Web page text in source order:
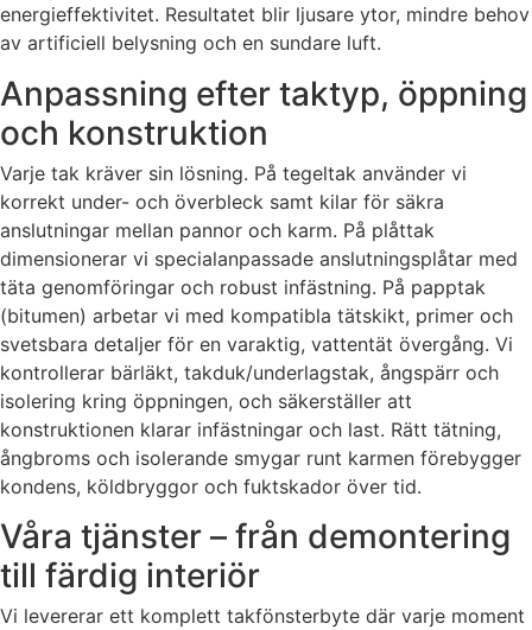
energieffektivitet. Resultatet blir ljusare ytor, mindre behov
av artificiell belysning och en sundare luft.
Anpassning efter taktyp, öppning
och konstruktion
Varje tak kräver sin lösning. På tegeltak använder vi
korrekt under- och överbleck samt kilar för säkra
anslutningar mellan pannor och karm. På plåttak
dimensionerar vi specialanpassade anslutningsplåtar med
täta genomföringar och robust infästning. På papptak
(bitumen) arbetar vi med kompatibla tätskikt, primer och
svetsbara detaljer för en varaktig, vattentät övergång. Vi
kontrollerar bärläkt, takduk/underlagstak, ångspärr och
isolering kring öppningen, och säkerställer att
konstruktionen klarar infästningar och last. Rätt tätning,
ångbroms och isolerande smygar runt karmen förebygger
kondens, köldbryggor och fuktskador över tid.
Våra tjänster – från demontering
till färdig interiör
Vi levererar ett komplett takfönsterbyte där varje moment